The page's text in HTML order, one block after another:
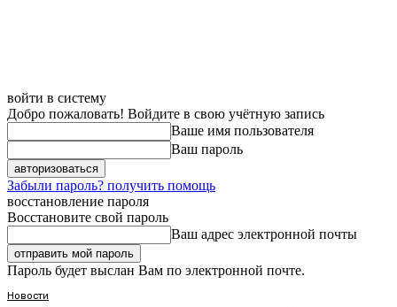
войти в систему
Добро пожаловать! Войдите в свою учётную запись
Ваше имя пользователя
Ваш пароль
Забыли пароль? получить помощь
восстановление пароля
Восстановите свой пароль
Ваш адрес электронной почты
Пароль будет выслан Вам по электронной почте.
Новости